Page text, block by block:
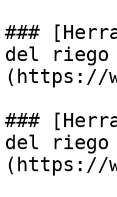
###
del
(https://
###
del
(https://